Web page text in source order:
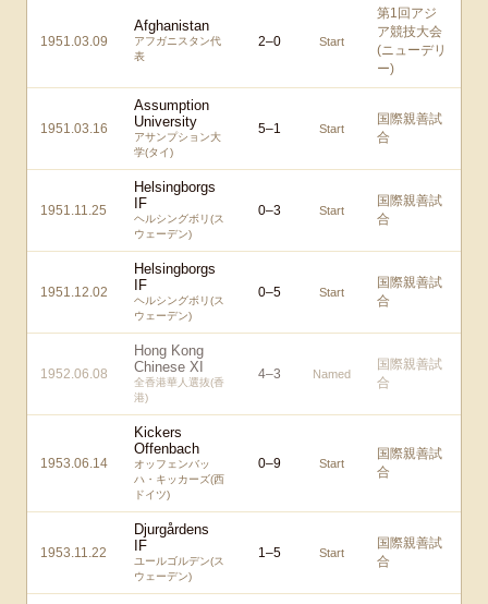
1951.03.09
Afghanistan
アフガニスタン代
表
2–0 Start
第1回アジ
ア競技大会
(ニューデリ
ー)
1951.03.16
Assumption
University
アサンプション大
学(タイ)
5–1 Start
国際親善試
合
1951.11.25
Helsingborgs
IF
ヘルシングボリ(ス
ウェーデン)
0–3 Start
国際親善試
合
1951.12.02
Helsingborgs
IF
ヘルシングボリ(ス
ウェーデン)
0–5 Start
国際親善試
合
1952.06.08
Hong Kong
Chinese XI
全香港華人選抜(香
港)
4–3 Named
国際親善試
合
1953.06.14
Kickers
Offenbach
オッフェンバッ
ハ・キッカーズ(西
ドイツ)
0–9 Start
国際親善試
合
1953.11.22
Djurgårdens
IF
ユールゴルデン(ス
ウェーデン)
1–5 Start
国際親善試
合